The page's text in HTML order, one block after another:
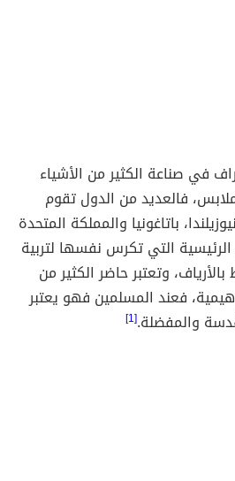
في صناعة الكثير من الأشياء
فالعديد من الدول تقوم
باتاغونيا والمملكة المتحدة
التي تكرس نفسها لتربية
وتعتبر حاضر الكثير من
فعند المسلمين فهو يعتبر
والمفضلة.[1]